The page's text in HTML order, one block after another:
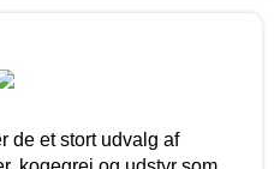
de et stort udvalg af